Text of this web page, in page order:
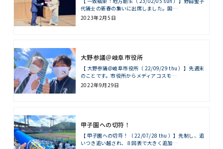
代議士の新春の集いに出席しました。国…
2023年2月5日
大野参議＠岐阜市役所
【 大野参議＠岐阜市役所（ 22/09/29 thu ）】先週末
のことです。市役所からメディアコスモ…
2022年9月29日
甲子園への切符！
【 甲子園への切符！（ 22/07/28 thu ）】先制し、追
いつき追い越され、８回表で大きく追加…